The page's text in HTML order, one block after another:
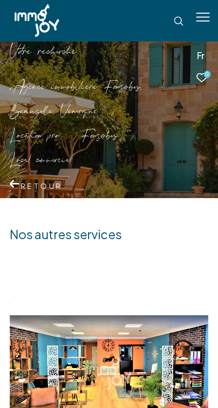
Fr
0
Vore recece
Agence immobilière Fonsorbes,
Beauzelle, Venerque
Location pro
Fonsorbes
Local commercial
RETOUR
nos autres services